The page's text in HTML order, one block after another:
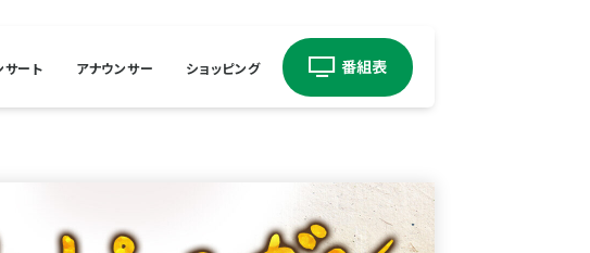
サート アナウンサー ショッピング